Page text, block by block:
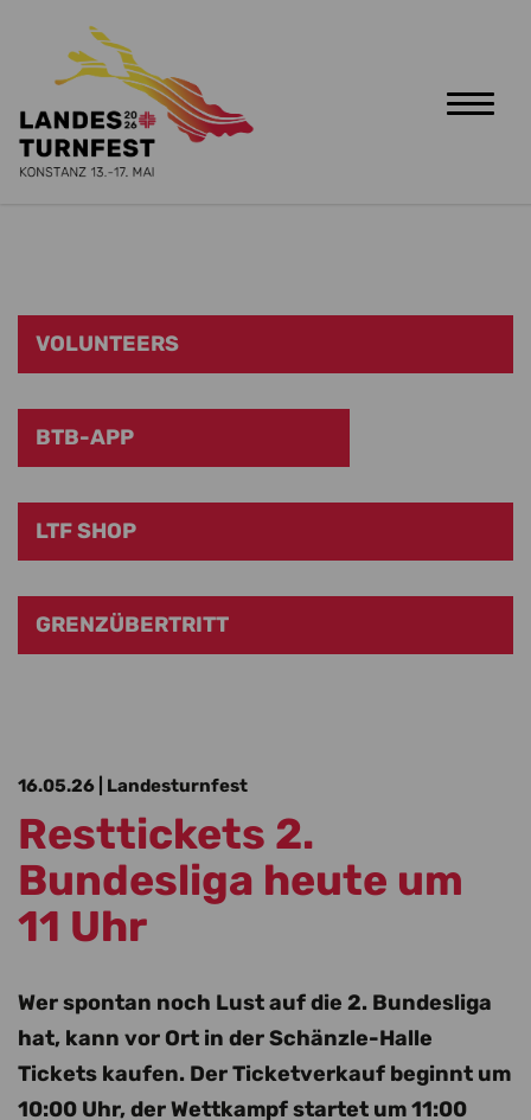
Zum Hauptinhalt springen
Toggle
VOLUNTEERS
BTB-APP
LTF SHOP
GRENZÜBERTRITT
16.05.26 | Landesturnfest
Resttickets 2.
Bundesliga heute um
11 Uhr
Wer spontan noch Lust auf die 2. Bundesliga
hat, kann vor Ort in der Schänzle-Halle
Tickets kaufen. Der Ticketverkauf beginnt um
10:00 Uhr, der Wettkampf startet um 11:00